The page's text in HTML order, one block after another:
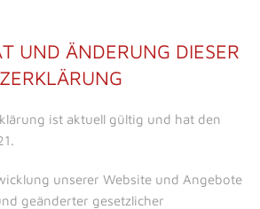
UND ÄNDERUNG DIESER
ist aktuell gültig und hat den
unserer Website und Angebote
geänderter gesetzlicher